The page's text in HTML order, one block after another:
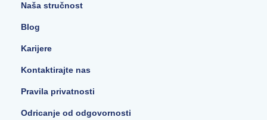
Naša stručnost
Blog
Karijere
Kontaktirajte nas
Pravila privatnosti
Odricanje od odgovornosti